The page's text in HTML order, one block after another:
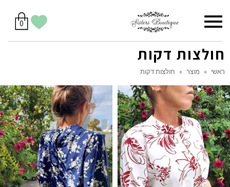
יש
לך
0מוצרים
בסל
הווישליסט
תפריט
חולצות דקות
ראשי » מוצר » חולצות דקות